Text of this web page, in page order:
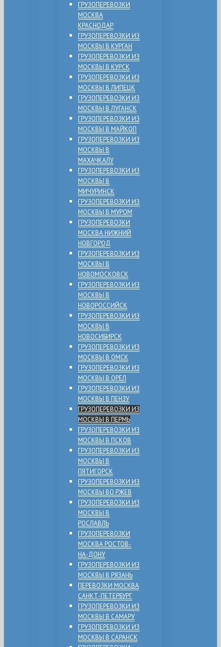
ГРУЗОПЕРЕВОЗКИ
МОСКВА
КРАСНОДАР
ГРУЗОПЕРЕВОЗКИ ИЗ
МОСКВЫ В КУРГАН
ГРУЗОПЕРЕВОЗКИ ИЗ
МОСКВЫ В КУРСК
ГРУЗОПЕРЕВОЗКИ ИЗ
МОСКВЫ В ЛИПЕЦК
ГРУЗОПЕРЕВОЗКИ ИЗ
МОСКВЫ В ЛУГАНСК
ГРУЗОПЕРЕВОЗКИ ИЗ
МОСКВЫ В МАЙКОП
ГРУЗОПЕРЕВОЗКИ ИЗ
МОСКВЫ В
МАХАЧКАЛУ
ГРУЗОПЕРЕВОЗКИ ИЗ
МОСКВЫ В
МИЧУРИНСК
ГРУЗОПЕРЕВОЗКИ ИЗ
МОСКВЫ В МУРОМ
ГРУЗОПЕРЕВОЗКИ
МОСКВА НИЖНИЙ
НОВГОРОД
ГРУЗОПЕРЕВОЗКИ ИЗ
МОСКВЫ В
НОВОМОСКОВСК
ГРУЗОПЕРЕВОЗКИ ИЗ
МОСКВЫ В
НОВОРОССИЙСК
ГРУЗОПЕРЕВОЗКИ ИЗ
МОСКВЫ В
НОВОСИБИРСК
ГРУЗОПЕРЕВОЗКИ ИЗ
МОСКВЫ В ОМСК
ГРУЗОПЕРЕВОЗКИ ИЗ
МОСКВЫ В ОРЕЛ
ГРУЗОПЕРЕВОЗКИ ИЗ
МОСКВЫ В ПЕНЗУ
ГРУЗОПЕРЕВОЗКИ ИЗ
МОСКВЫ В ПЕРМЬ
ГРУЗОПЕРЕВОЗКИ ИЗ
МОСКВЫ В ПСКОВ
ГРУЗОПЕРЕВОЗКИ ИЗ
МОСКВЫ В
ПЯТИГОРСК
ГРУЗОПЕРЕВОЗКИ ИЗ
МОСКВЫ ВО РЖЕВ
ГРУЗОПЕРЕВОЗКИ ИЗ
МОСКВЫ В
РОСЛАВЛЬ
ГРУЗОПЕРЕВОЗКИ
МОСКВА РОСТОВ-
НА-ДОНУ
ГРУЗОПЕРЕВОЗКИ ИЗ
МОСКВЫ В РЯЗАНЬ
ПЕРЕВОЗКИ МОСКВА
САНКТ-ПЕТЕРБУРГ
ГРУЗОПЕРЕВОЗКИ ИЗ
МОСКВЫ В САМАРУ
ГРУЗОПЕРЕВОЗКИ ИЗ
МОСКВЫ В САРАНСК